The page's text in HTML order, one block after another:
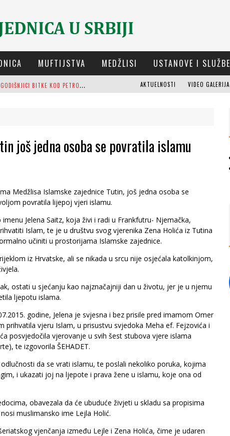
MUFTIJSTVA MEDŽLISI USTANOVE I SLUŽBE
D
ELEGACIJA IZ-E NA GODIŠNJICI BITKE KOD PETROVARADINA
JE NAJDEBLJI
M
EŠIHAT IZ-E U SRBIJI I CHR HAJRAT DONIRALI OBUĆU I ODJEĆU ZA DŽEMAT U KRAGUJEVCU
AKTUELNOSTI VIDEO GALERIJA
još jedna osoba se povratila islamu
Medžlisa Islamske zajednice Tutin, još jedna osoba se
povratila lijepoj vjeri islamu.
Jelena Saitz, koja živi i radi u Frankfutru- Njemačka,
Islam, te je u društvu svog vjerenika Zena Holića iz Tutina
učiniti u prostorijama Islamske zajednice.
iz Hrvatske, ali se nikada u srcu nije osjećala katolkinjom,
ostati u sjećanju kao najznačajniji dan u životu, jer je u njemu
ljepotu islama.
godine, Jelena je svjesna i bez prisile pred imamom Omer
prihvatila vjeru Islam, u prisustvu svjedoka Meha ef. Fejzovića i
posvjedočila vjerovanje u svih šest stubova vjere islama
te izgovorila ŠEHADET.
da se vrati islamu, te poslali nekoliko poruka, kojima
i ukazati joj na ljepote i prava žene u islamu, koje ona od
obavezala da će ubuduće živjeti u skladu sa propisima
muslimansko ime Lejla Holić.
vjenčanja između Lejle i Zena Holića, čime je udaren